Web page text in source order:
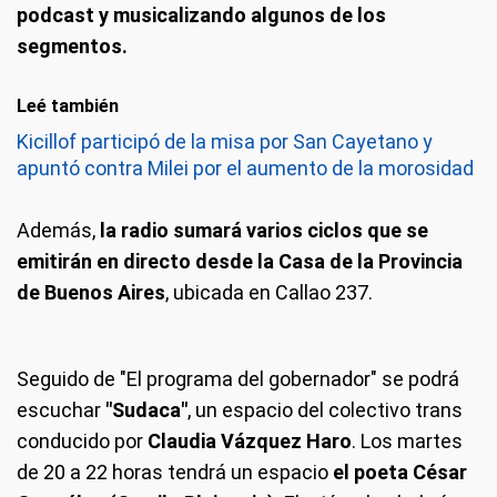
podcast y musicalizando algunos de los
segmentos.
Leé también
Kicillof participó de la misa por San Cayetano y
apuntó contra Milei por el aumento de la morosidad
Además, la radio sumará varios ciclos que se
emitirán en directo desde la Casa de la Provincia
de Buenos Aires, ubicada en Callao 237.
Seguido de "El programa del gobernador" se podrá
escuchar "Sudaca", un espacio del colectivo trans
conducido por Claudia Vázquez Haro. Los martes
de 20 a 22 horas tendrá un espacio el poeta César